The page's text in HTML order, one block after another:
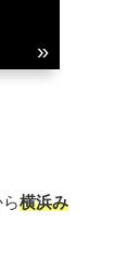
横浜み